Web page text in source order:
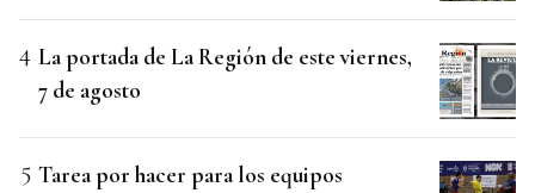
La portada de La Región de este viernes,
7 de agosto
Tarea por hacer para los equipos